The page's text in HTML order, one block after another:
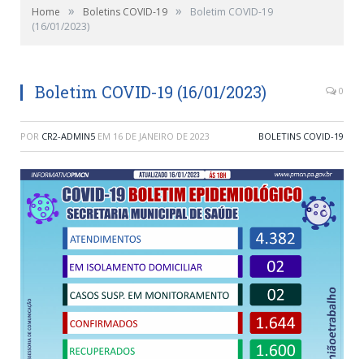
Home » Boletins COVID-19 »
Boletim COVID-19
(16/01/2023)
Boletim COVID-19 (16/01/2023) 0
POR CR2-ADMIN5 EM 16 DE JANEIRO DE 2023 BOLETINS COVID-19